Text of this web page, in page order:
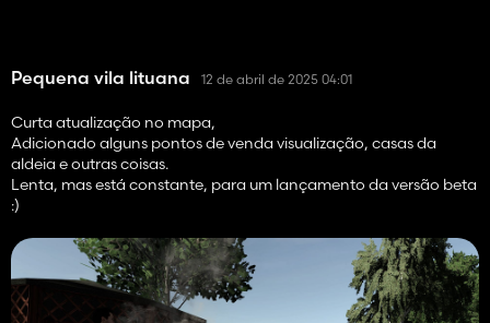
Pequena vila lituana 12 de abril de 2025 04:01
Curta atualização no mapa,
Adicionado alguns pontos de venda visualização, casas da
aldeia e outras coisas.
Lenta, mas está constante, para um lançamento da versão beta
:)